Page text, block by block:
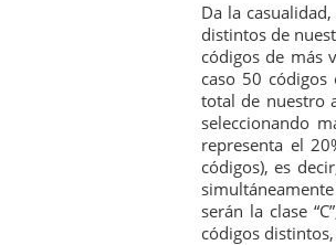
Da la
distintos de
códigos de más
caso 50
total de nuestro
seleccionando
representa el
códigos), es
serán la clase
códigos